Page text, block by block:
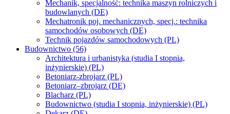
Mechanik, specjalność: technika maszyn rolniczych i
budowlanych (DE)
Mechatronik poj. mechanicznych, specj.: technika
samochodów osobowych (DE)
Technik pojazdów samochodowych (PL)
Budownictwo (56)
Architektura i urbanistyka (studia I stopnia,
inżynierskie) (PL)
Betoniarz-zbrojarz (PL)
Betoniarz–zbrojarz (DE)
Blacharz (PL)
Budownictwo (studia I stopnia, inżynierskie) (PL)